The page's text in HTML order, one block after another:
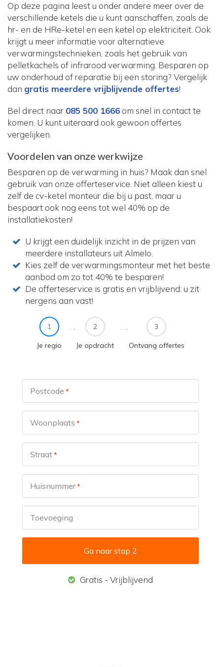
Op deze pagina leest u onder andere meer over de
verschillende ketels die u kunt aanschaffen, zoals de
hr- en de HRe-ketel en een ketel op elektriciteit. Ook
krijgt u meer informatie voor alternatieve
verwarmingstechnieken, zoals het gebruik van
pelletkachels of infrarood verwarming. Besparen op
uw onderhoud of reparatie bij een storing? Vergelijk
dan gratis meerdere vrijblijvende offertes!
Bel direct naar 085 500 1666 om snel in contact te
komen. U kunt uiteraard ook gewoon offertes
vergelijken.
Voordelen van onze werkwijze
Besparen op de verwarming in huis? Maak dan snel
gebruik van onze offerteservice. Niet alleen kiest u
zelf de cv-ketel monteur die bij u past, maar u
bespaart ook nog eens tot wel 40% op de
installatiekosten!
U krijgt een duidelijk inzicht in de prijzen van
meerdere installateurs uit Almelo.
Kies zelf de verwarmingsmonteur met het beste
aanbod om zo tot 40% te besparen!
De offerteservice is gratis en vrijblijvend: u zit
nergens aan vast!
1
Je regio
2
Je opdracht
3
Ontvang offertes
Postcode *
Woonplaats *
Straat *
Huisnummer *
Toevoeging
Gratis - Vrijblijvend